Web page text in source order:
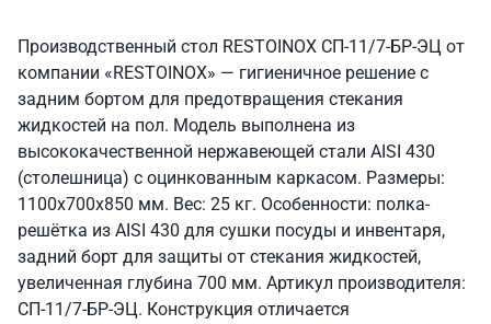
Производственный стол RESTOINOX СП-11/7-БР-ЭЦ от
компании «RESTOINOX» — гигиеничное решение с
задним бортом для предотвращения стекания
жидкостей на пол. Модель выполнена из
высококачественной нержавеющей стали AISI 430
(столешница) с оцинкованным каркасом. Размеры:
1100x700x850 мм. Вес: 25 кг. Особенности: полка-
решётка из AISI 430 для сушки посуды и инвентаря,
задний борт для защиты от стекания жидкостей,
увеличенная глубина 700 мм. Артикул производителя:
СП-11/7-БР-ЭЦ. Конструкция отличается